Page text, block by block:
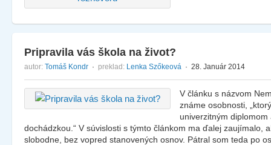
Pripravila vás škola na život?
autor: Tomáš Kondr · preklad: Lenka Szőkeová · 28. Január 2014
V článku s názvom
známe osobnosti,
univerzitným
dochádzkou.“ V súvislosti s týmto článkom ma ďalej zaujímalo,
slobodne, bez vopred stanovených osnov. Pátral som teda po